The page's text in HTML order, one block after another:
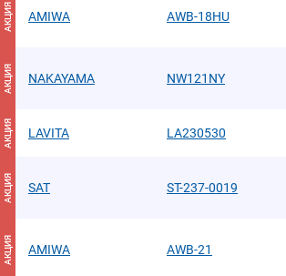
АКЦИЯ AMIWA AWB-18HU
АКЦИЯ NAKAYAMA NW121NY
АКЦИЯ LAVITA LA230530
АКЦИЯ SAT ST-237-0019
АКЦИЯ AMIWA AWB-21